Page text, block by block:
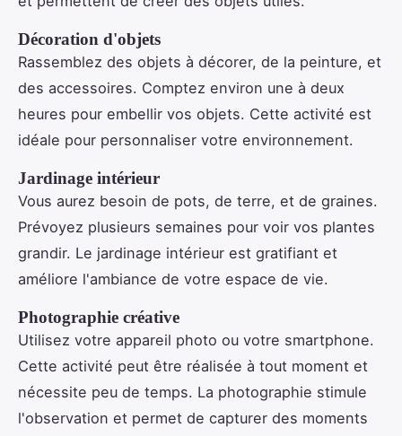
Décoration d'objets
Rassemblez des objets à décorer, de la peinture, et
des accessoires. Comptez environ une à deux
heures pour embellir vos objets. Cette activité est
idéale pour personnaliser votre environnement.
Jardinage intérieur
Vous aurez besoin de pots, de terre, et de graines.
Prévoyez plusieurs semaines pour voir vos plantes
grandir. Le jardinage intérieur est gratifiant et
améliore l'ambiance de votre espace de vie.
Photographie créative
Utilisez votre appareil photo ou votre smartphone.
Cette activité peut être réalisée à tout moment et
nécessite peu de temps. La photographie stimule
l'observation et permet de capturer des moments